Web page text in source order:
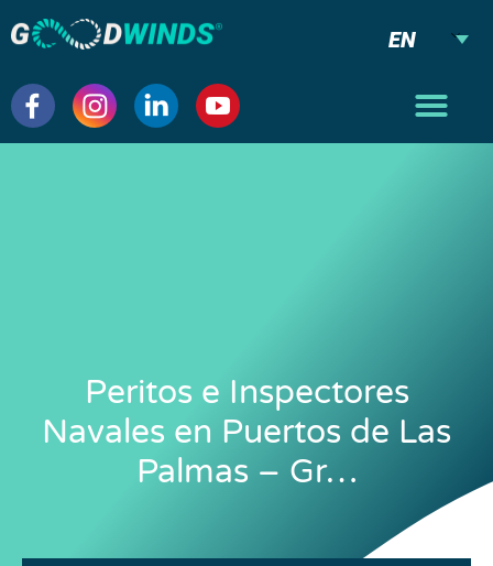
EN
Peritos e Inspectores
Navales en Puertos de Las
Palmas – Gr…